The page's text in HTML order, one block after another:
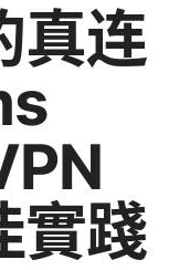
真连
實踐